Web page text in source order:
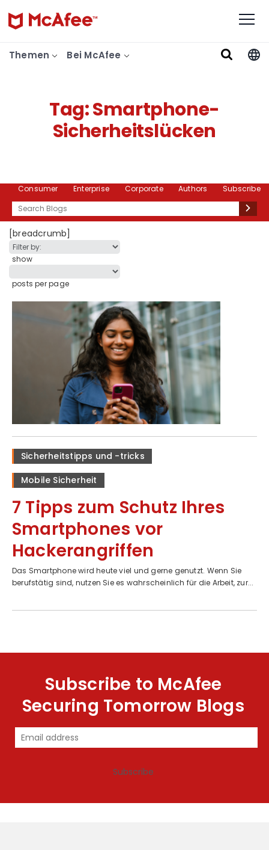
Themen Bei McAfee
Tag:Smartphone-
Sicherheitslücken
Consumer Enterprise Corporate Authors
Subscribe
Search
[breadcrumb]
show
posts per page
Sicherheitstipps und -tricks
Mobile Sicherheit
7 Tipps zum Schutz Ihres
Smartphones vor
Hackerangriffen
Das Smartphone wird heute viel und gerne genutzt. Wenn Sie
berufstätig sind, nutzen Sie es wahrscheinlich für die Arbeit, zur...
Subscribe to McAfee
Securing Tomorrow Blogs
Subscribe